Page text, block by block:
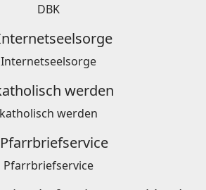
DBK
Internetseelsorge
katholisch werden
Pfarrbriefservice